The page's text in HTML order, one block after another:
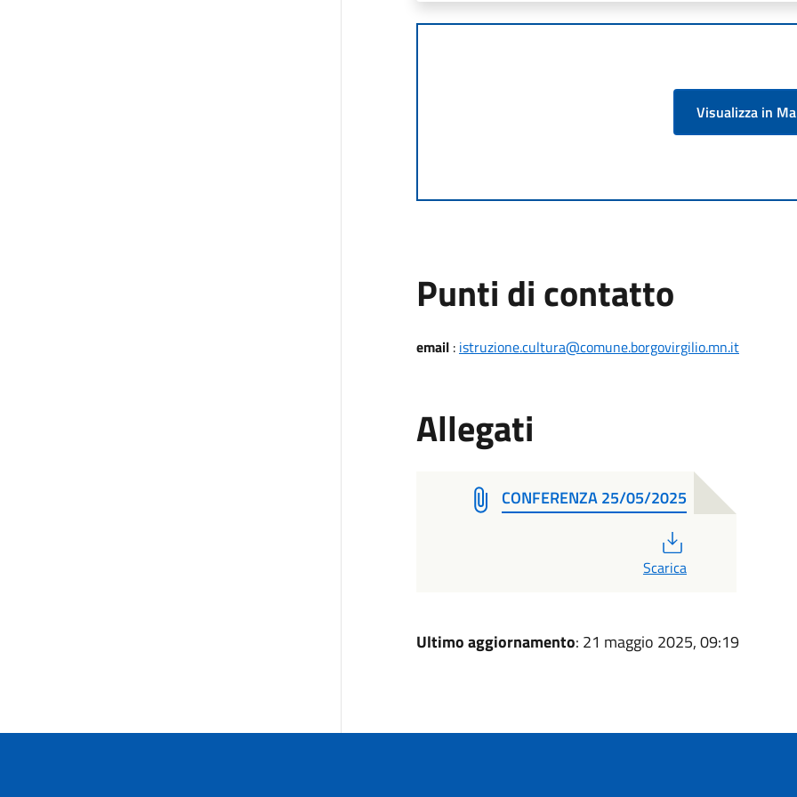
Visualizza in
Punti di contatto
email : istruzione.cultura@comune.borgovirgilio.mn.it
Allegati
CONFERENZA 25/05/2025
Scarica
Ultimo aggiornamento: 21 maggio 2025, 09:19